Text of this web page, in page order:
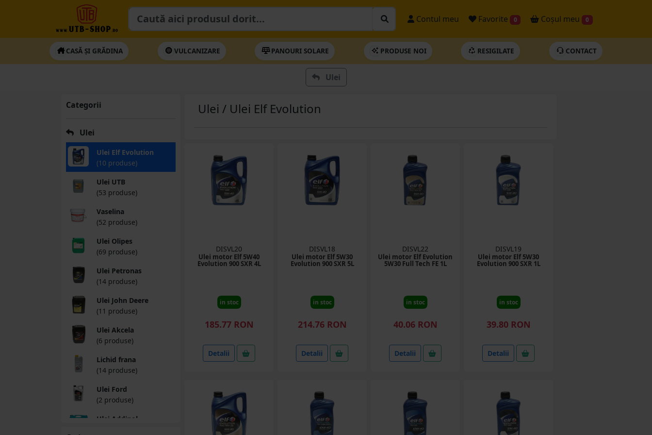
Contul meu Favorite 0 Coșul meu 0
CASĂ ȘI GRĂDINA VULCANIZARE PANOURI SOLARE PRODUSE NOI RESIGILATE CONTACT
Ulei
Categorii
Ulei
Ulei Elf Evolution
(10 produse)
Ulei UTB
(53 produse)
Vaselina
(52 produse)
Ulei Olipes
(69 produse)
Ulei Petronas
(14 produse)
Ulei John Deere
(11 produse)
Ulei Akcela
(6 produse)
Lichid frana
(14 produse)
Ulei Ford
(2 produse)
Ulei Addinol
Ulei / Ulei Elf Evolution
DISVL20
Ulei motor Elf 5W40
Evolution 900 SXR 4L
in stoc
185.77 RON
Detalii
DISVL18
Ulei motor Elf 5W30
Evolution 900 SXR 5L
in stoc
214.76 RON
Detalii
DISVL22
Ulei motor Elf Evolution
5W30 Full Tech FE 1L
in stoc
40.06 RON
Detalii
DISVL19
Ulei motor Elf 5W30
Evolution 900 SXR 1L
in stoc
39.80 RON
Detalii